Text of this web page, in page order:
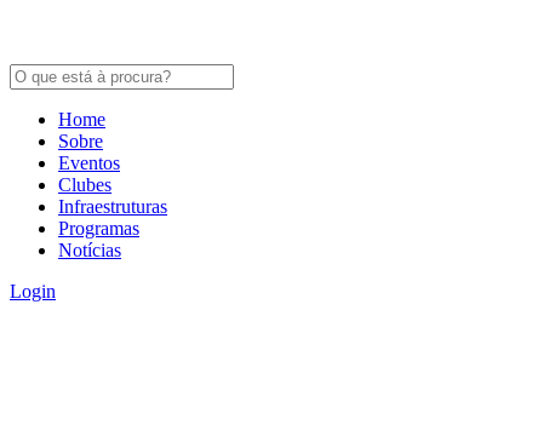
Home
Sobre
Eventos
Clubes
Infraestruturas
Programas
Notícias
Login